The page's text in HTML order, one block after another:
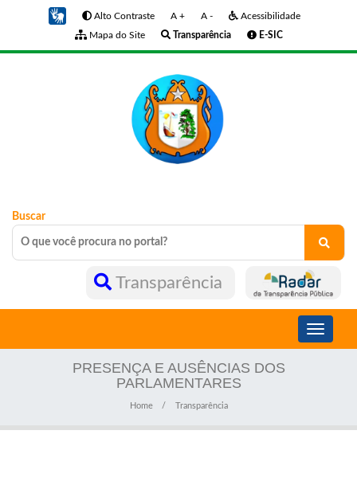
Alto Contraste A + A -
Acessibilidade
Mapa do Site
Transparência E-SIC
Buscar
Transparência
Toggle
PRESENÇA E AUSÊNCIAS DOS
PARLAMENTARES
Home Transparência